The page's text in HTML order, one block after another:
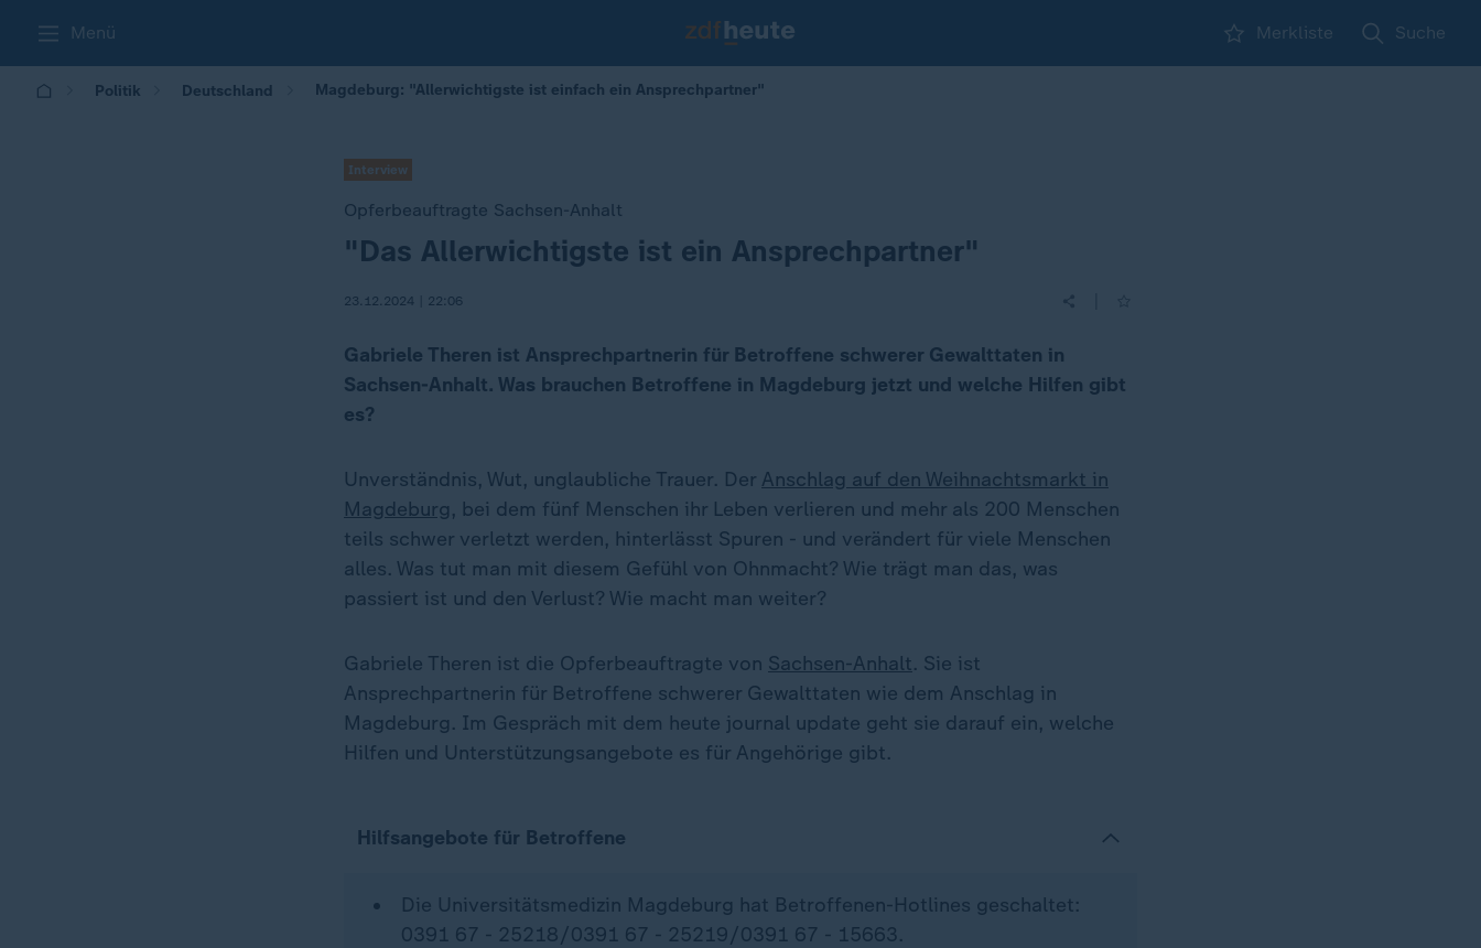
Menü Merkliste Suche
Politik Deutschland Magdeburg: "Allerwichtigste ist einfach ein Ansprechpartner"
Interview
Opferbeauftragte Sachsen-Anhalt
:"Das Allerwichtigste ist ein Ansprechpartner"
23.12.2024 | 22:06
Gabriele Theren ist Ansprechpartnerin für Betroffene schwerer Gewalttaten in
Sachsen-Anhalt. Was brauchen Betroffene in Magdeburg jetzt und welche Hilfen gibt
es?
Unverständnis, Wut, unglaubliche Trauer. Der Anschlag auf den Weihnachtsmarkt in
Magdeburg, bei dem fünf Menschen ihr Leben verlieren und mehr als 200 Menschen
teils schwer verletzt werden, hinterlässt Spuren - und verändert für viele Menschen
alles. Was tut man mit diesem Gefühl von Ohnmacht? Wie trägt man das, was
passiert ist und den Verlust? Wie macht man weiter?
Gabriele Theren ist die Opferbeauftragte von Sachsen-Anhalt. Sie ist
Ansprechpartnerin für Betroffene schwerer Gewalttaten wie dem Anschlag in
Magdeburg. Im Gespräch mit dem heute journal update geht sie darauf ein, welche
Hilfen und Unterstützungsangebote es für Angehörige gibt.
Hilfsangebote für Betroffene
Die Universitätsmedizin Magdeburg hat Betroffenen-Hotlines geschaltet:
0391 67 - 25218/0391 67 - 25219/0391 67 - 15663.